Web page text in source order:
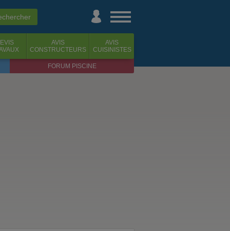
AVIS
CONSTRUCTEURS
AVIS
CUISINISTES
FORUM PISCINE